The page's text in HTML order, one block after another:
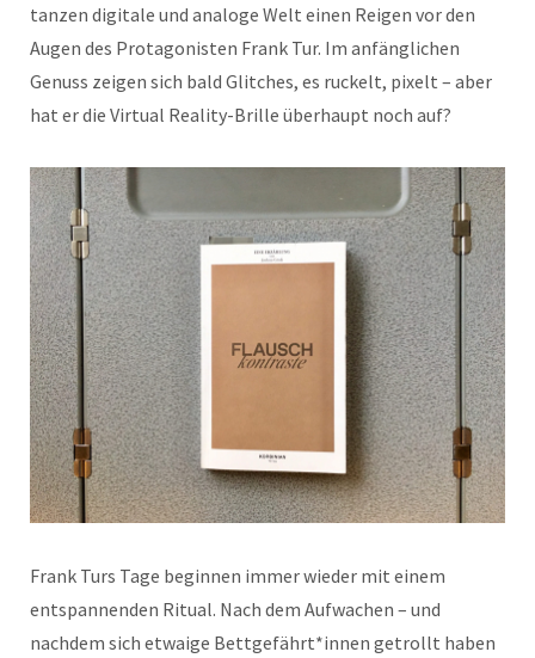
tanzen digitale und analoge Welt einen Reigen vor den
Augen des Protagonisten Frank Tur. Im anfänglichen
Genuss zeigen sich bald Glitches, es ruckelt, pixelt – aber
hat er die Virtual Reality-Brille überhaupt noch auf?
Frank Turs Tage beginnen immer wieder mit einem
entspannenden Ritual. Nach dem Aufwachen – und
nachdem sich etwaige Bettgefährt*innen getrollt haben